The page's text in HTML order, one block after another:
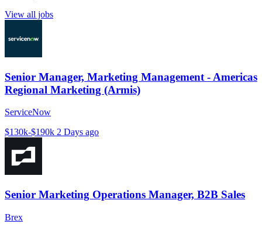
View all jobs
Senior Manager, Marketing Management - Americas
Regional Marketing (Armis)
ServiceNow
$130k-$190k 2 Days ago
Senior Marketing Operations Manager, B2B Sales
Brex